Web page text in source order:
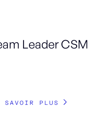
Leader CSM
SAVOIR PLUS